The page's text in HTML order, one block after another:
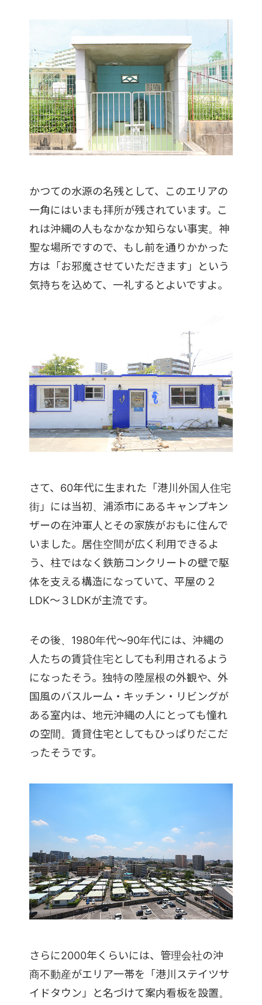
かつての水源の名残として、このエリアの
一角にはいまも拝所が残されています。こ
れは沖縄の人もなかなか知らない事実。神
聖な場所ですので、もし前を通りかかった
方は「お邪魔させていただきます」という
気持ちを込めて、一礼するとよいですよ。
さて、60年代に生まれた「港川外国人住宅
街」には当初、浦添市にあるキャンプキン
ザーの在沖軍人とその家族がおもに住んで
いました。居住空間が広く利用できるよ
う、柱ではなく鉄筋コンクリートの壁で駆
体を支える構造になっていて、平屋の２
LDK～３LDKが主流です。
その後、1980年代～90年代には、沖縄の
人たちの賃貸住宅としても利用されるよう
になったそう。独特の陸屋根の外観や、外
国風のバスルーム・キッチン・リビングが
ある室内は、地元沖縄の人にとっても憧れ
の空間。賃貸住宅としてもひっぱりだこだ
ったそうです。
さらに2000年くらいには、管理会社の沖
商不動産がエリア一帯を「港川ステイツサ
イドタウン」と名づけて案内看板を設置。